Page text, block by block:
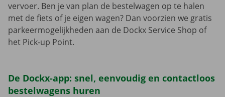
vervoer. Ben je van plan de bestelwagen op te halen
met de fiets of je eigen wagen? Dan voorzien we gratis
parkeermogelijkheden aan de Dockx Service Shop of
het Pick-up Point.
De Dockx-app: snel, eenvoudig en contactloos
bestelwagens huren